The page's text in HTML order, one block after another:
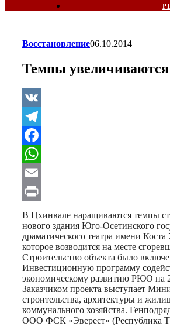
Восстановление06.10.2014
Темпы увеличиваются
VK
Telegram
Facebook
WhatsApp
Email
Print
В Цхинвале наращиваются темпы
нового здания Юго-Осетинского
драматического театра имени Коста
которое возводится на месте
Строительство объекта было
Инвестиционную программу
экономическому развитию РЮО на
Заказчиком проекта выступает
строительства, архитектуры и
коммунального хозяйства.
ООО ФСК «Эверест» (Республика